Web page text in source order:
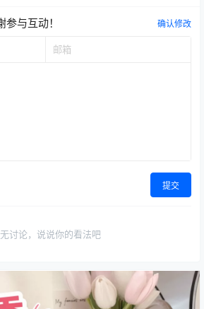
与互动！ 确认修改
提交
讨论，说说你的看法吧